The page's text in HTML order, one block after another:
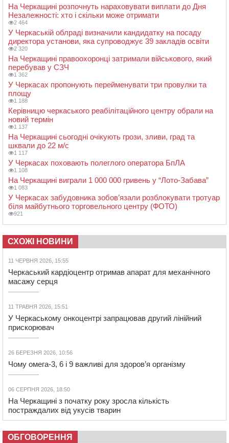
На Черкащині розпочнуть нараховувати виплати до Дня
Незалежності: хто і скільки може отримати
2 464
У Черкаській облраді визначили кандидатку на посаду
директора установи, яка супроводжує 39 закладів освіти
2 320
На Черкащині правоохоронці затримали військового, який
перебував у СЗЧ
1 362
У Черкасах пропонують перейменувати три провулки та
площу
1 188
Керівницю черкаського реабілітаційного центру обрали на
новий термін
1 137
На Черкащині сьогодні очікують грози, зливи, град та
шквали до 22 м/с
1 117
У Черкасах поховають полеглого оператора БпЛА
1 108
На Черкащині виграли 1 000 000 гривень у “Лото-Забава”
1 083
У Черкасах забудовника зобов’язали розблокувати тротуар
біля майбутнього торговельного центру (ФОТО)
921
СХОЖІ НОВИНИ
11 ЧЕРВНЯ 2026, 15:55
Черкаський кардіоцентр отримав апарат для механічного
масажу серця
11 ТРАВНЯ 2026, 15:51
У Черкаському онкоцентрі запрацював другий лінійний
прискорювач
26 БЕРЕЗНЯ 2026, 10:56
Чому омега-3, 6 і 9 важливі для здоров’я організму
06 СЕРПНЯ 2026, 18:50
На Черкащині з початку року зросла кількість
постраждалих від укусів тварин
ОБГОВОРЕННЯ